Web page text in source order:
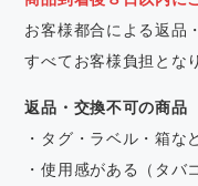
お客様都合による返品
すべてお客様負担とな
返品・交換不可の商品
・タグ・ラベル・箱な
・使用感がある（タバ